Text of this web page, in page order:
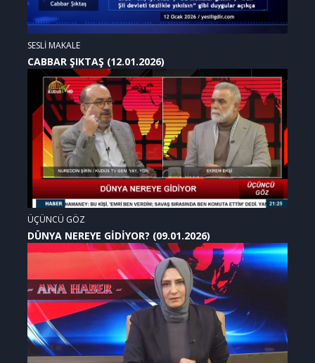
SESLİ MAKALE
CABBAR ŞIKTAŞ (12.01.2026)
ÜÇÜNCÜ GÖZ
DÜNYA NEREYE GİDİYOR? (09.01.2026)